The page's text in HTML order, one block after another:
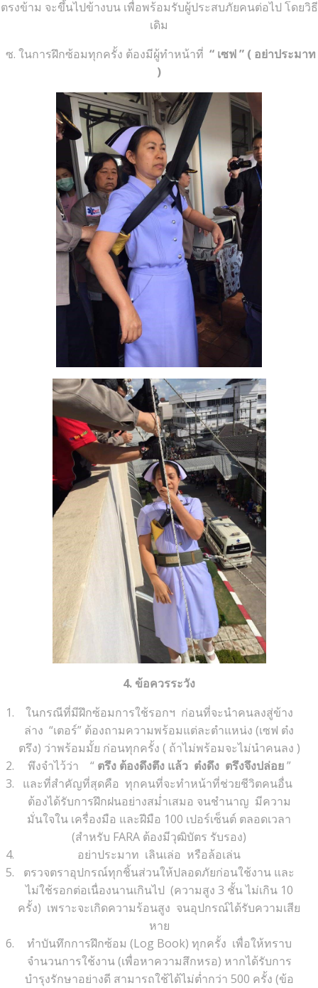
ตรงข้าม จะขึ้นไปข้างบน เพื่อพร้อมรับผู้ประสบภัยคนต่อไป โดยวิธี
เดิม
ซ. ในการฝึกซ้อมทุกครั้ง ต้องมีผู้ทำหน้าที่ “ เซฟ ” ( อย่าประมาท
)
4. ข้อควรระวัง
ในกรณีที่มีฝึกซ้อมการใช้รอกฯ ก่อนที่จะนำคนลงสู่ข้าง
ล่าง “เตอร์” ต้องถามความพร้อมแต่ละตำแหน่ง (เซฟ ต๋ง
ตรึง) ว่าพร้อมมั้ย ก่อนทุกครั้ง ( ถ้าไม่พร้อมจะไม่นำคนลง )
พึงจำไว้ว่า “ ตรึง ต้องดึงตึง แล้ว ต๋งดึง ตรึงจึงปล่อย”
และที่สำคัญที่สุดคือ ทุกคนที่จะทำหน้าที่ช่วยชีวิตคนอื่น
ต้องได้รับการฝึกฝนอย่างสม่ำเสมอ จนชำนาญ มีความ
มั่นใจใน เครื่องมือ และฝีมือ 100 เปอร์เซ็นต์ ตลอดเวลา
(สำหรับ FARA ต้องมีวุฒิบัตร รับรอง)
อย่าประมาท เลินเล่อ หรือล้อเล่น
ตรวจตราอุปกรณ์ทุกชิ้นส่วนให้ปลอดภัยก่อนใช้งาน และ
ไม่ใช้รอกต่อเนื่องนานเกินไป (ความสูง 3 ชั้น ไม่เกิน 10
ครั้ง) เพราะจะเกิดความร้อนสูง จนอุปกรณ์ได้รับความเสีย
หาย
ทำบันทึกการฝึกซ้อม (Log Book) ทุกครั้ง เพื่อให้ทราบ
จำนวนการใช้งาน (เพื่อหาความสึกหรอ) หากได้รับการ
บำรุงรักษาอย่างดี สามารถใช้ได้ไม่ต่ำกว่า 500 ครั้ง (ข้อ